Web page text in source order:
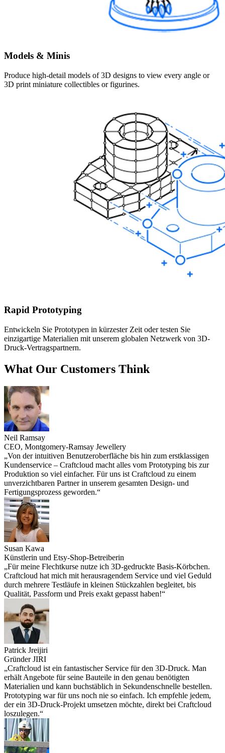
Models & Minis
Produce high-detail models of 3D designs to view every angle or
3D print miniature collectibles or figurines.
Rapid Prototyping
Entwickeln Sie Prototypen in kürzester Zeit oder testen Sie
einzigartige Materialien mit unserem globalen Netzwerk von 3D-
Druck-Vertragspartnern.
What Our Customers Think
Neil Ramsay
CEO, Montgomery-Ramsay Jewellery
„Von der intuitiven Benutzeroberfläche bis hin zum erstklassigen
Kundenservice – Craftcloud macht alles vom Prototyping bis zur
Produktion so viel einfacher. Für uns ist Craftcloud zu einem
unverzichtbaren Partner in unserem gesamten Design- und
Fertigungsprozess geworden.“
Susan Kawa
Künstlerin und Etsy-Shop-Betreiberin
„Für meine Flechtkurse nutze ich 3D-gedruckte Basis-Körbchen.
Craftcloud hat mich mit herausragendem Service und viel Geduld
durch mehrere Testläufe in kleinen Stückzahlen begleitet, bis
Qualität, Passform und Preis exakt gepasst haben!“
Patrick Jreijiri
Gründer JIRI
„Craftcloud ist ein fantastischer Service für den 3D-Druck. Man
erhält Angebote für seine Bauteile in den genau benötigten
Materialien und kann buchstäblich in Sekundenschnelle bestellen.
Prototyping war für uns noch nie so einfach. Ich empfehle jedem,
der ein 3D-Druck-Projekt umsetzen möchte, direkt bei Craftcloud
loszulegen.“